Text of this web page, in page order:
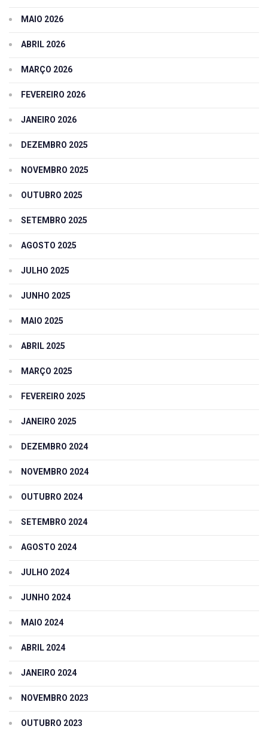
MAIO 2026
ABRIL 2026
MARÇO 2026
FEVEREIRO 2026
JANEIRO 2026
DEZEMBRO 2025
NOVEMBRO 2025
OUTUBRO 2025
SETEMBRO 2025
AGOSTO 2025
JULHO 2025
JUNHO 2025
MAIO 2025
ABRIL 2025
MARÇO 2025
FEVEREIRO 2025
JANEIRO 2025
DEZEMBRO 2024
NOVEMBRO 2024
OUTUBRO 2024
SETEMBRO 2024
AGOSTO 2024
JULHO 2024
JUNHO 2024
MAIO 2024
ABRIL 2024
JANEIRO 2024
NOVEMBRO 2023
OUTUBRO 2023